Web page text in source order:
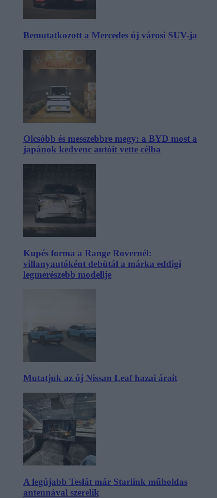
Bemutatkozott a Mercedes új városi SUV-ja
Olcsóbb és messzebbre megy: a BYD most a
japánok kedvenc autóit vette célba
Kupés forma a Range Rovernél:
villanyautóként debütál a márka eddigi
legmerészebb modellje
Mutatjuk az új Nissan Leaf hazai árait
A legújabb Teslát már Starlink műholdas
antennával szerelik